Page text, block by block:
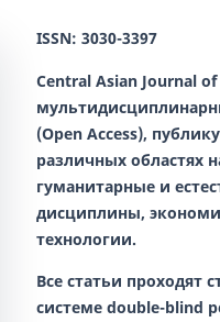
ISSN: 3030-3397
Central Asian Journal
(Open Access),
различных областях
гуманитарные и
дисциплины,
технологии.
Все статьи проходят
системе double-blind